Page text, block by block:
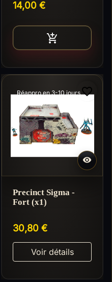
14,00 €

Réappro en 3-10 jours

favorite_border
Precinct Sigma -
Fort (x1)
30,80 €
Voir détails